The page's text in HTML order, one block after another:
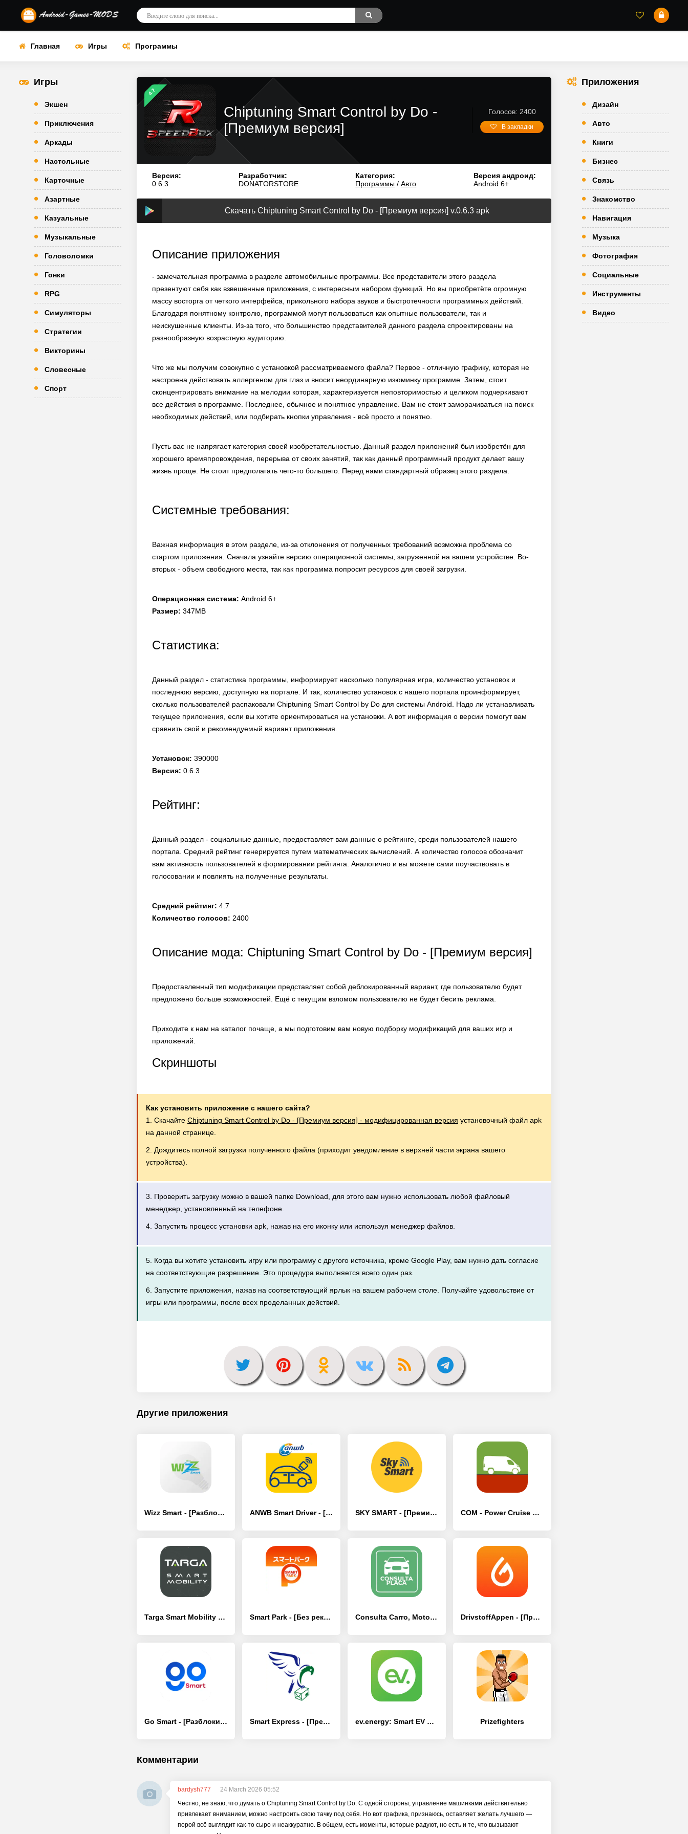
Главная Игры Программы
Игры
Экшен
Приключения
Аркады
Настольные
Карточные
Азартные
Казуальные
Музыкальные
Головоломки
Гонки
RPG
Симуляторы
Стратегии
Викторины
Словесные
Спорт
4.7
Chiptuning Smart Control by Do -
[Премиум версия]
Голосов: 2400
В закладки
Версия:
0.6.3
Разработчик:
DONATORSTORE
Категория:
Программы /Авто
Версия андроид:
Android 6+
Скачать Chiptuning Smart Control by Do - [Премиум версия] v.0.6.3 apk
Описание приложения
- замечательная программа в разделе автомобильные программы. Все представители этого раздела
презентуют себя как взвешенные приложения, с интересным набором функций. Но вы приобретёте огромную
массу восторга от четкого интерфейса, прикольного набора звуков и быстротечности программных действий.
Благодаря понятному контролю, программой могут пользоваться как опытные пользователи, так и
неискушенные клиенты. Из-за того, что большинство представителей данного раздела спроектированы на
разнообразную возрастную аудиторию.
Что же мы получим совокупно с установкой рассматриваемого файла? Первое - отличную графику, которая не
настроена действовать аллергеном для глаз и вносит неординарную изюминку программе. Затем, стоит
сконцентрировать внимание на мелодии которая, характеризуется неповторимостью и целиком подчеркивают
все действия в программе. Последнее, обычное и понятное управление. Вам не стоит заморачиваться на поиск
необходимых действий, или подбирать кнопки управления - всё просто и понятно.
Пусть вас не напрягает категория своей изобретательностью. Данный раздел приложений был изобретён для
хорошего времяпровождения, перерыва от своих занятий, так как данный программный продукт делает вашу
жизнь проще. Не стоит предполагать чего-то большего. Перед нами стандартный образец этого раздела.
Системные требования:
Важная информация в этом разделе, из-за отклонения от полученных требований возможна проблема со
стартом приложения. Сначала узнайте версию операционной системы, загруженной на вашем устройстве. Во-
вторых - объем свободного места, так как программа попросит ресурсов для своей загрузки.
Операционная система: Android 6+
Размер: 347MB
Статистика:
Данный раздел - статистика программы, информирует насколько популярная игра, количество установок и
последнюю версию, доступную на портале. И так, количество установок с нашего портала проинформирует,
сколько пользователей распаковали Chiptuning Smart Control by Do для системы Android. Надо ли устанавливать
текущее приложения, если вы хотите ориентироваться на установки. А вот информация о версии помогут вам
сравнить свой и рекомендуемый вариант приложения.
Установок: 390000
Версия: 0.6.3
Рейтинг:
Данный раздел - социальные данные, предоставляет вам данные о рейтинге, среди пользователей нашего
портала. Средний рейтинг генерируется путем математических вычислений. А количество голосов обозначит
вам активность пользователей в формировании рейтинга. Аналогично и вы можете сами поучаствовать в
голосовании и повлиять на полученные результаты.
Средний рейтинг: 4.7
Количество голосов: 2400
Описание мода: Chiptuning Smart Control by Do - [Премиум версия]
Предоставленный тип модификации представляет собой деблокированный вариант, где пользователю будет
предложено больше возможностей. Ещё с текущим взломом пользователю не будет бесить реклама.
Приходите к нам на каталог почаще, а мы подготовим вам новую подборку модификаций для ваших игр и
приложений.
Скриншоты
Как установить приложение с нашего сайта?
1. Скачайте Chiptuning Smart Control by Do - [Премиум версия] - модифицированная версия установочный файл apk
на данной странице.
2. Дождитесь полной загрузки полученного файла (приходит уведомление в верхней части экрана вашего
устройства).
3. Проверить загрузку можно в вашей папке Download, для этого вам нужно использовать любой файловый
менеджер, установленный на телефоне.
4. Запустить процесс установки apk, нажав на его иконку или используя менеджер файлов.
5. Когда вы хотите установить игру или программу с другого источника, кроме Google Play, вам нужно дать согласие
на соответствующие разрешение. Это процедура выполняется всего один раз.
6. Запустите приложения, нажав на соответствующий ярлык на вашем рабочем столе. Получайте удовольствие от
игры или программы, после всех проделанных действий.
Другие приложения
Wizz Smart - [Разблокированная версия] ANWB Smart Driver - [Полная версия] SKY SMART - [Премиум версия] COM - Power Cruise Control® - [Полная версия]
Targa Smart Mobility - [Разблокированная версия] Smart Park - [Без рекламы] Consulta Carro, Moto por placa - [Премиум версия] DrivstoffAppen - [Премиум версия]
Go Smart - [Разблокированная версия] Smart Express - [Премиум версия] ev.energy: Smart EV Charging - [Премиум версия] Prizefighters
Комментарии
bardysh777
24 March 2026 05:52
Честно, не знаю, что думать о Chiptuning Smart Control by Do. С одной стороны, управление машинками действительно
привлекает вниманием, можно настроить свою тачку под себя. Но вот графика, признаюсь, оставляет желать лучшего —
порой всё выглядит как-то сыро и неаккуратно. В общем, есть моменты, которые радуют, но есть и те, что вызывают
Приложения
Дизайн
Авто
Книги
Бизнес
Связь
Знакомство
Навигация
Музыка
Фотография
Социальные
Инструменты
Видео